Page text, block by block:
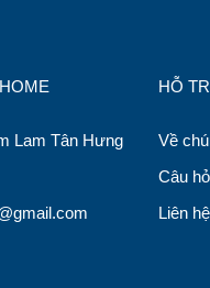
Lam Tân Hưng
HỖ
Về
Câu
Liên